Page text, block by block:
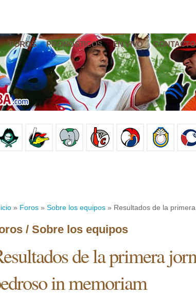
FOROS PRONÓSTICOS EN VIVO CONTACTO
» Foros » Sobre los equipos » Resultados de la
/ Sobre los equipos
de la primera
in memoriam